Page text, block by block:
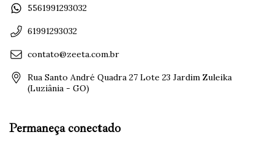
5561991293032
61991293032
contato@zeeta.com.br
Rua Santo André Quadra 27 Lote 23 Jardim Zuleika
(Luziânia - GO)
Permaneça conectado